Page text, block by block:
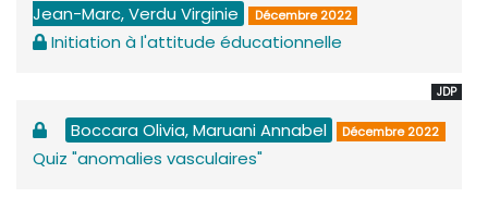
Jean-Marc, Verdu Virginie
Décembre 2022
Initiation à l'attitude éducationnelle
JDP
Boccara Olivia, Maruani Annabel Décembre 2022
Quiz "anomalies vasculaires"